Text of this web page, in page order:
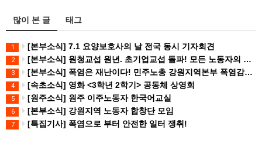
많이 본 글 태그
1 [본부소식] 7.1 요양보호사의 날 전국 동시 기자회견
2 [본부소식] 원청교섭 원년. 초기업교섭 돌파! 모든 노동자의 노동기본권 쟁취! 민주노총 7.15 총파업대회
3 [본부소식] 폭염은 재난이다! 민주노총 강원지역본부 폭염감시단 선포 기자회견
4 [속초소식] 영화 <3학년 2학기> 공동체 상영회
5 [원주소식] 원주 이주노동자 한국어교실
6 [본부소식] 강원지역 노동자 합창단 모임
7 [특집기사] 폭염으로 부터 안전한 일터 쟁취!